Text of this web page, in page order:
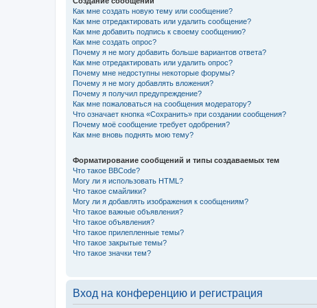
Как мне создать новую тему или сообщение?
Как мне отредактировать или удалить сообщение?
Как мне добавить подпись к своему сообщению?
Как мне создать опрос?
Почему я не могу добавить больше вариантов ответа?
Как мне отредактировать или удалить опрос?
Почему мне недоступны некоторые форумы?
Почему я не могу добавлять вложения?
Почему я получил предупреждение?
Как мне пожаловаться на сообщения модератору?
Что означает кнопка «Сохранить» при создании сообщения?
Почему моё сообщение требует одобрения?
Как мне вновь поднять мою тему?
Форматирование сообщений и типы создаваемых тем
Что такое BBCode?
Могу ли я использовать HTML?
Что такое смайлики?
Могу ли я добавлять изображения к сообщениям?
Что такое важные объявления?
Что такое объявления?
Что такое прилепленные темы?
Что такое закрытые темы?
Что такое значки тем?
Вход на конференцию и регистрация